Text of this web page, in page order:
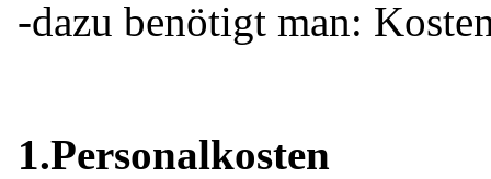
-dazu benötigt man:
1.Personalkosten